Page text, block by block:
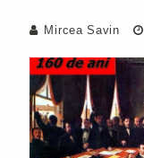
Mircea Savin